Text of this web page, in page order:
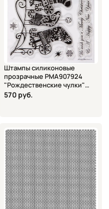
Штампы силиконовые
прозрачные PMA907924
"Рождественские чулки"
DOCRAFTS, 12,7х17,7 см
570 руб.